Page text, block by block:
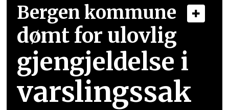
Bergen kommune
dømt for ulovlig
gjengjeldelse i
varslingssak